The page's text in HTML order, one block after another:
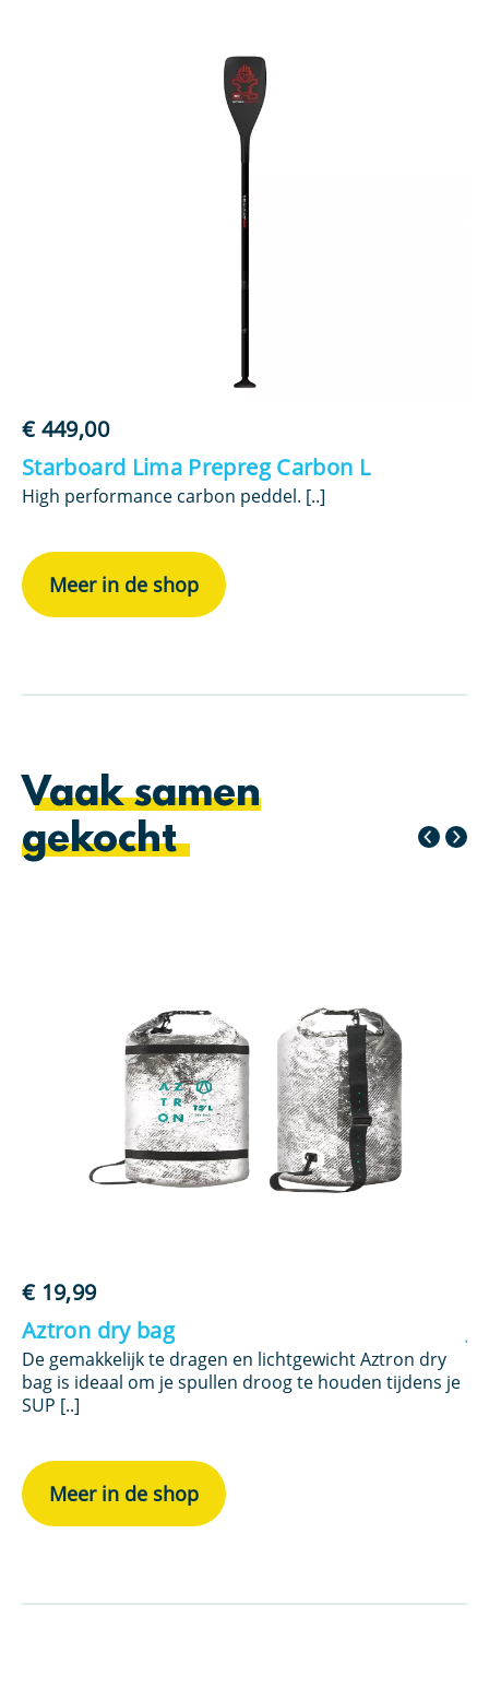
€449,00
Starboard Lima Prepreg Carbon L
High performance carbon peddel. [..]
Meer in de shop
Vaak samen
gekocht
€19,99
Aztron dry bag
De gemakkelijk te dragen en lichtgewicht Aztron dry
bag is ideaal om je spullen droog te houden tijdens je
SUP [..]
Meer in de shop